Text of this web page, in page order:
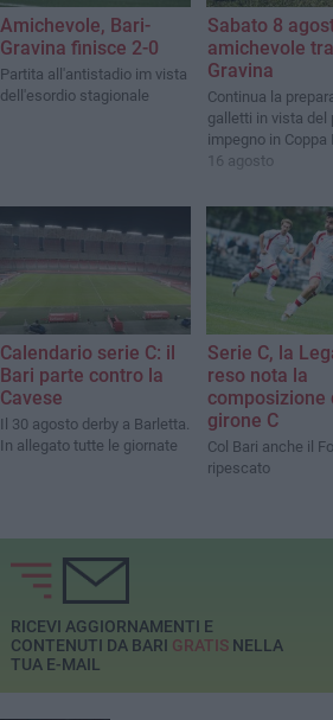
Amichevole, Bari-
Gravina finisce 2-0
Partita all'antistadio im vista
dell'esordio stagionale
Sabato 8
amichevole
Gravina
Continua la
galletti in vista del
impegno in Coppa
16 agosto
Calendario serie C: il
Bari parte contro la
Cavese
Il 30 agosto derby a Barletta.
In allegato tutte le giornate
Serie C, la
reso nota la
composizione
girone C
Col Bari anche il
ripescato
RICEVI AGGIORNAMENTI E
CONTENUTI DA BARI GRATISNELLA
TUA E-MAIL